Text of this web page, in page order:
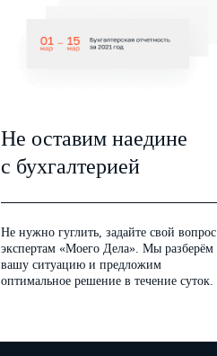
Не оставим наедине
с бухгалтерией
Не нужно гуглить, задайте свой вопрос
экспертам «Моего Дела». Мы разберём
вашу ситуацию и предложим
оптимальное решение в течение суток.